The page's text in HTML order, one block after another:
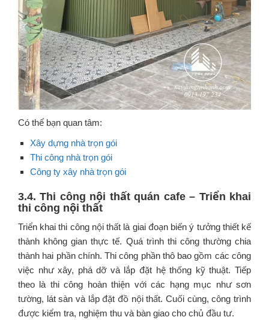
Có thể bạn quan tâm:
Xây dựng nhà trọn gói
Thi công nhà trọn gói
Công ty xây nhà trọn gói
3.4. Thi công nội thất quán cafe – Triển khai
thi công nội thất
Triển khai thi công nội thất là giai đoạn biến ý tưởng thiết kế
thành không gian thực tế. Quá trình thi công thường chia
thành hai phần chính. Thi công phần thô bao gồm các công
việc như xây, phá dỡ và lắp đặt hệ thống kỹ thuật. Tiếp
theo là thi công hoàn thiện với các hạng mục như sơn
tường, lát sàn và lắp đặt đồ nội thất. Cuối cùng, công trình
được kiểm tra, nghiệm thu và bàn giao cho chủ đầu tư.